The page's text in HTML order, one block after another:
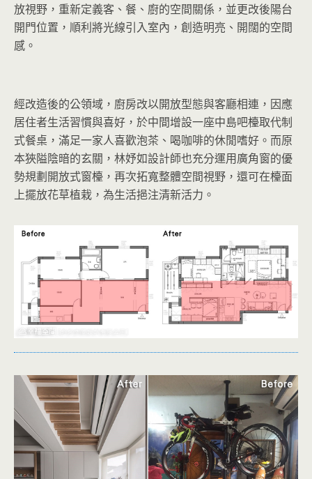
放視野，重新定義客、餐、廚的空間關係，並更改後陽台
開門位置，順利將光線引入室內，創造明亮、開闊的空間
感。
經改造後的公領域，廚房改以開放型態與客廳相連，因應
居住者生活習慣與喜好，於中間增設一座中島吧檯取代制
式餐桌，滿足一家人喜歡泡茶、喝咖啡的休閒嗜好。而原
本狹隘陰暗的玄關，林妤如設計師也充分運用廣角窗的優
勢規劃開放式窗檯，再次拓寬整體空間視野，還可在檯面
上擺放花草植栽，為生活挹注清新活力。